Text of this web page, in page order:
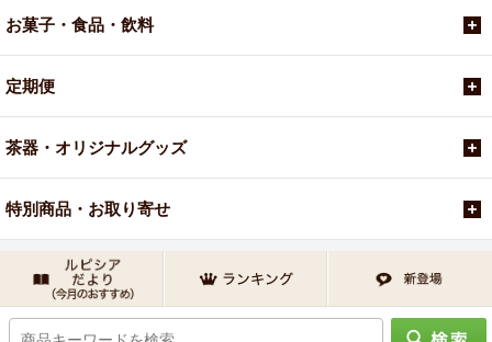
お菓子・食品・飲料
定期便
茶器・オリジナルグッズ
特別商品・お取り寄せ